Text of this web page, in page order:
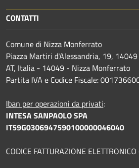
CONTATTI
Comune di Nizza Monferrato
Piazza Martiri d'Alessandria, 19,
AT, Italia - 14049 - Nizza Monferrato
Partita IVA e Codice Fiscale:
Iban per operazioni da privati:
INTESA SANPAOLO SPA
IT59G0306947590100000046040
CODICE FATTURAZIONE ELETTRONICO